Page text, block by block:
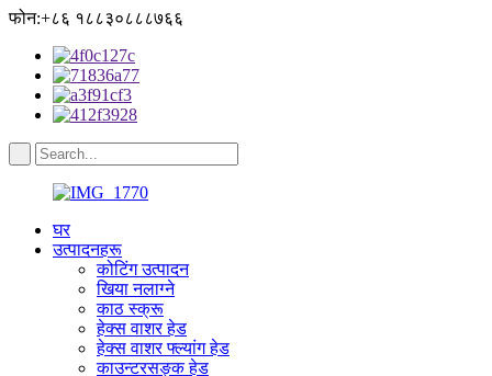
फोन:+८६ १८८३०८८८७६६
घर
उत्पादनहरू
कोटिंग उत्पादन
खिया नलाग्ने
काठ स्क्रू
हेक्स वाशर हेड
हेक्स वाशर फ्ल्यांग हेड
काउन्टरसङ्क हेड